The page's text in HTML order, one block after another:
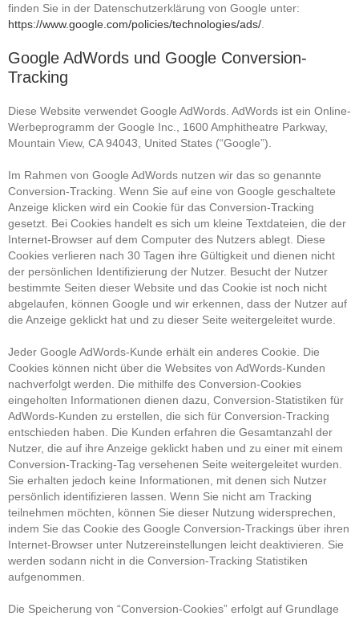
finden Sie in der Datenschutzerklärung von Google unter:
https://www.google.com/policies/technologies/ads/
Google AdWords und Google Conversion-
Tracking
Diese Website verwendet Google AdWords. AdWords ist ein Online-
Werbeprogramm der Google Inc., 1600 Amphitheatre Parkway,
Mountain View, CA 94043, United States (“Google”).
Im Rahmen von Google AdWords nutzen wir das so genannte
Conversion-Tracking. Wenn Sie auf eine von Google geschaltete
Anzeige klicken wird ein Cookie für das Conversion-Tracking
gesetzt. Bei Cookies handelt es sich um kleine Textdateien, die der
Internet-Browser auf dem Computer des Nutzers ablegt. Diese
Cookies verlieren nach 30 Tagen ihre Gültigkeit und dienen nicht
der persönlichen Identifizierung der Nutzer. Besucht der Nutzer
bestimmte Seiten dieser Website und das Cookie ist noch nicht
abgelaufen, können Google und wir erkennen, dass der Nutzer auf
die Anzeige geklickt hat und zu dieser Seite weitergeleitet wurde.
Jeder Google AdWords-Kunde erhält ein anderes Cookie. Die
Cookies können nicht über die Websites von AdWords-Kunden
nachverfolgt werden. Die mithilfe des Conversion-Cookies
eingeholten Informationen dienen dazu, Conversion-Statistiken für
AdWords-Kunden zu erstellen, die sich für Conversion-Tracking
entschieden haben. Die Kunden erfahren die Gesamtanzahl der
Nutzer, die auf ihre Anzeige geklickt haben und zu einer mit einem
Conversion-Tracking-Tag versehenen Seite weitergeleitet wurden.
Sie erhalten jedoch keine Informationen, mit denen sich Nutzer
persönlich identifizieren lassen. Wenn Sie nicht am Tracking
teilnehmen möchten, können Sie dieser Nutzung widersprechen,
indem Sie das Cookie des Google Conversion-Trackings über ihren
Internet-Browser unter Nutzereinstellungen leicht deaktivieren. Sie
werden sodann nicht in die Conversion-Tracking Statistiken
aufgenommen.
Die Speicherung von “Conversion-Cookies” erfolgt auf Grundlage